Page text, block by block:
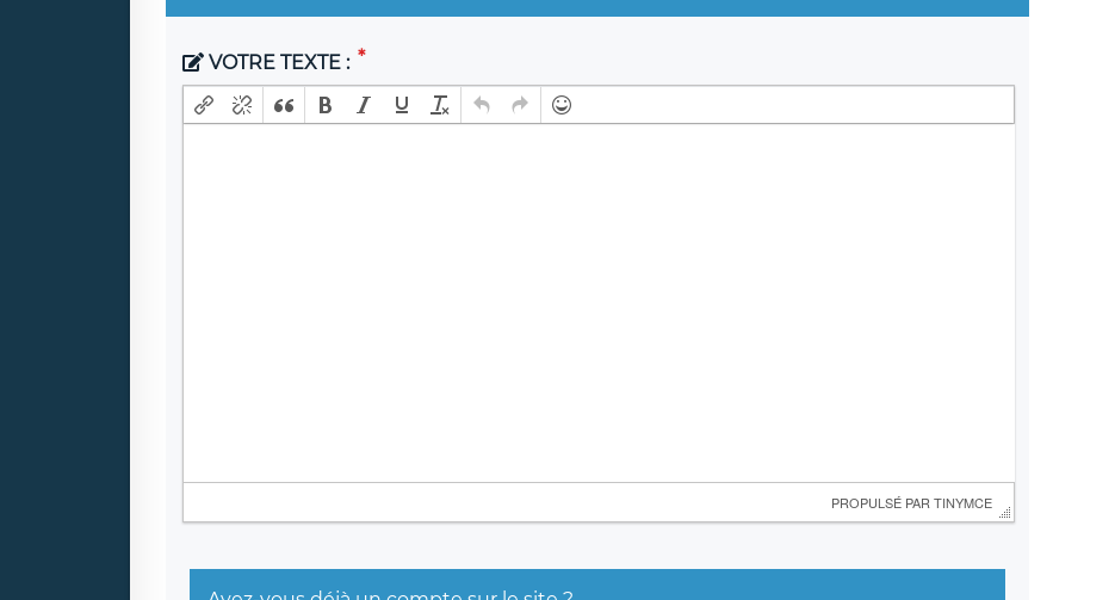
VOTRE TEXTE :
PROPULSÉ PAR TINYMCE